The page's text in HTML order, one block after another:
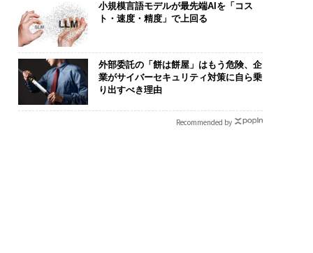
小規模言語モデルが最先端AIを「コス
ト・速度・精度」で上回る
外部委託の「餅は餅屋」はもう危険、企
業がサイバーセキュリティ対策に自ら乗
り出すべき理由
Recommended by